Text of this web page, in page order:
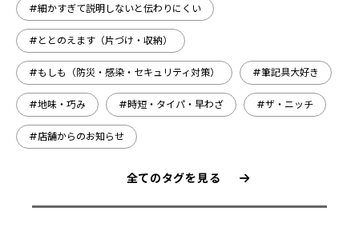
#細かすぎて説明しないと伝わりにくい
#ととのえます（片づけ・収納）
#もしも（防災・感染・セキュリティ対策） #筆記具大好き
#地味・巧み #時短・タイパ・早わざ #ザ・ニッチ
#店舗からのお知らせ
全てのタグを見る